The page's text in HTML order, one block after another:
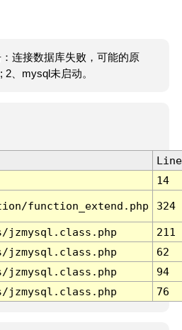
连接数据库失败，可能的原
、mysql未启动。
Line
14
function_extend.php 324
jzmysql.class.php
211
jzmysql.class.php
62
jzmysql.class.php
94
jzmysql.class.php 76